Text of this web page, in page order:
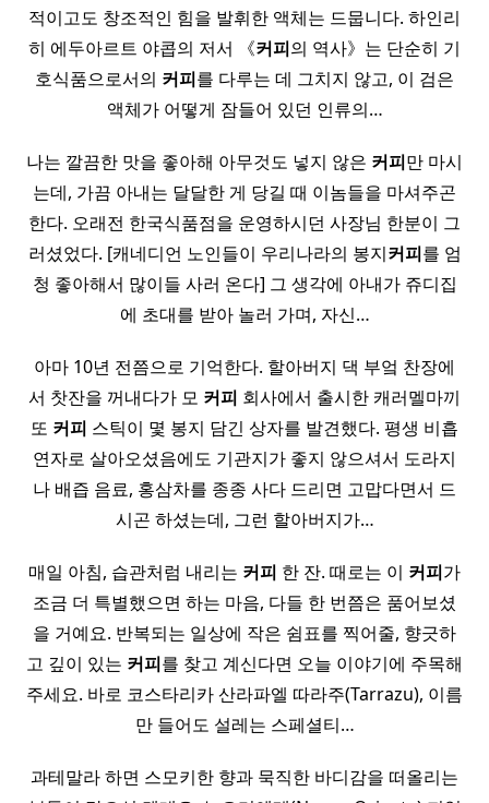
적이고도 창조적인 힘을 발휘한 액체는 드뭅니다. 하인리
히 에두아르트 야콥의 저서 《커피의 역사》는 단순히 기
호식품으로서의 커피를 다루는 데 그치지 않고, 이 검은
액체가 어떻게 잠들어 있던 인류의…
나는 깔끔한 맛을 좋아해 아무것도 넣지 않은 커피만 마시
는데, 가끔 아내는 달달한 게 당길 때 이놈들을 마셔주곤
한다. 오래전 한국식품점을 운영하시던 사장님 한분이 그
러셨었다. [캐네디언 노인들이 우리나라의 봉지커피를 엄
청 좋아해서 많이들 사러 온다] 그 생각에 아내가 쥬디집
에 초대를 받아 놀러 가며, 자신…
아마 10년 전쯤으로 기억한다. 할아버지 댁 부엌 찬장에
서 찻잔을 꺼내다가 모 커피 회사에서 출시한 캐러멜마끼
또 커피 스틱이 몇 봉지 담긴 상자를 발견했다. 평생 비흡
연자로 살아오셨음에도 기관지가 좋지 않으셔서 도라지
나 배즙 음료, 홍삼차를 종종 사다 드리면 고맙다면서 드
시곤 하셨는데, 그런 할아버지가…
매일 아침, 습관처럼 내리는 커피 한 잔. 때로는 이 커피가
조금 더 특별했으면 하는 마음, 다들 한 번쯤은 품어보셨
을 거예요. 반복되는 일상에 작은 쉼표를 찍어줄, 향긋하
고 깊이 있는 커피를 찾고 계신다면 오늘 이야기에 주목해
주세요. 바로 코스타리카 산라파엘 따라주(Tarrazu), 이름
만 들어도 설레는 스페셜티…
과테말라 하면 스모키한 향과 묵직한 바디감을 떠올리는